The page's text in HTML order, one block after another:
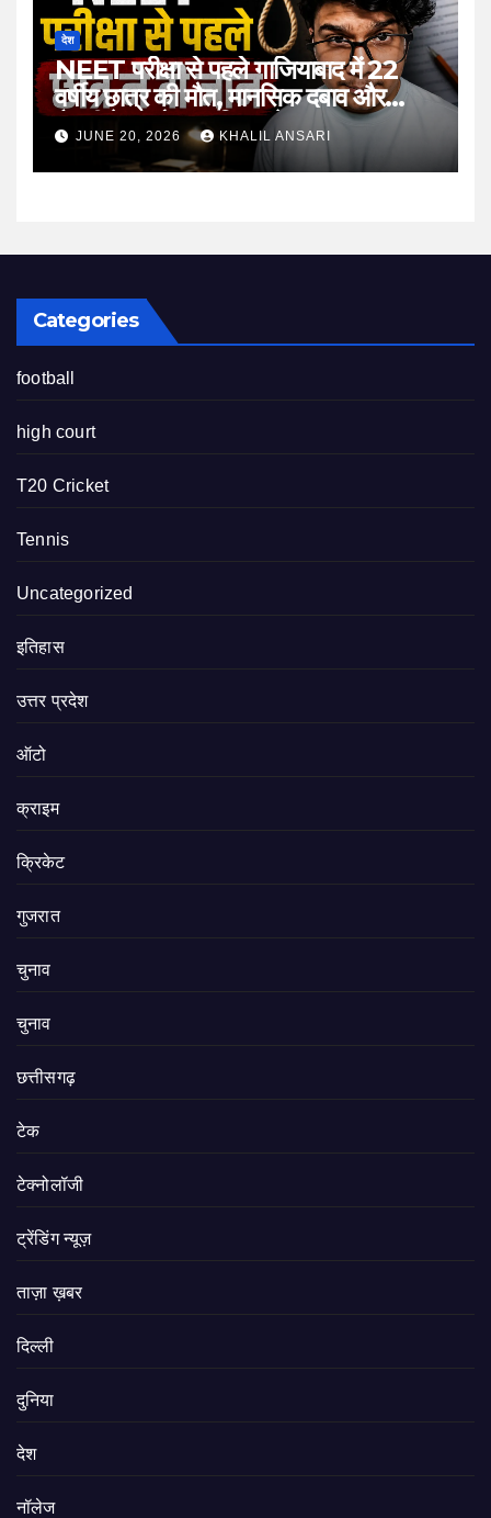
देश
NEET परीक्षा से पहले गाजियाबाद में 22
वर्षीय छात्र की मौत, मानसिक दबाव और
तैयारी के माहौल पर फिर उठे सवाल
JUNE 20, 2026 KHALIL ANSARI
Categories
football
high court
T20 Cricket
Tennis
Uncategorized
इतिहास
उत्तर प्रदेश
ऑटो
क्राइम
क्रिकेट
गुजरात
चुनाव
चुनाव
छत्तीसगढ़
टेक
टेक्नोलॉजी
ट्रेंडिंग न्यूज़
ताज़ा ख़बर
दिल्ली
दुनिया
देश
नॉलेज